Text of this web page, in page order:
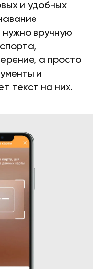
и удобных
нужно вручную
а просто
и
текст на них.